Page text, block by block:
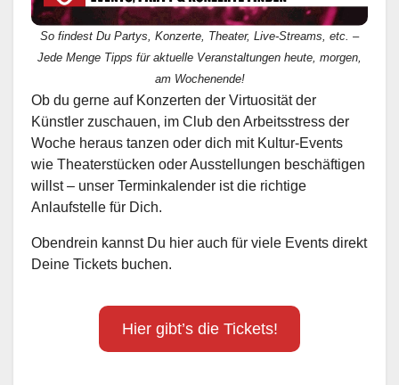
So findest Du Partys, Konzerte, Theater, Live-Streams, etc. –
Jede Menge Tipps für aktuelle Veranstaltungen heute, morgen,
am Wochenende!
Ob du gerne auf Konzerten der Virtuosität der
Künstler zuschauen, im Club den Arbeitsstress der
Woche heraus tanzen oder dich mit Kultur-Events
wie Theaterstücken oder Ausstellungen beschäftigen
willst – unser Terminkalender ist die richtige
Anlaufstelle für Dich.
Obendrein kannst Du hier auch für viele Events direkt
Deine Tickets buchen.
Hier gibt’s die Tickets!